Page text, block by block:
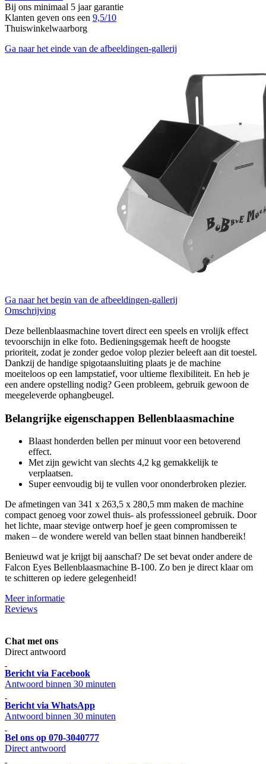
Bij ons minimaal 5 jaar garantie
Klanten geven ons een 9,5/10
Thuiswinkelwaarborg
Ga naar het einde van de afbeeldingen-gallerij
Ga naar het begin van de afbeeldingen-gallerij
Omschrijving
Deze bellenblaasmachine tovert direct een speels en vrolijk effect
tevoorschijn in elke foto. Bedieningsgemak heeft de hoogste
prioriteit, zodat je zonder gedoe volop plezier beleeft aan dit toestel.
Dankzij de handige spigotaansluiting plaats je de machine
moeiteloos op een lampstatief, voor ultieme flexibiliteit. En heb je
een andere opstelling nodig? Geen probleem, gebruik gewoon de
meegeleverde ophangbeugel.
Belangrijke eigenschappen Bellenblaasmachine
Blaast honderden bellen per minuut voor een betoverend
effect.
Met zijn gewicht van slechts 4,2 kg gemakkelijk te
verplaatsen.
Super eenvoudig bij te vullen voor ononderbroken plezier.
De afmetingen van 341 x 263,5 x 280,5 mm maken de machine
compact genoeg voor zowel thuis- als professsioneel gebruik. Door
het lichte, maar stevige ontwerp hoef je geen compromissen te
maken – de wondere wereld van bellen staat binnen handbereik!
Benieuwd wat je krijgt bij aanschaf? De set bevat onder andere de
Falcon Eyes Bellenblaasmachine B-100. Zo ben je direct klaar om
te schitteren op iedere gelegenheid!
Meer informatie
Reviews
Chat met ons
Direct antwoord
Bericht via Facebook
Antwoord binnen 30 minuten
Bericht via WhatsApp
Antwoord binnen 30 minuten
Bel ons op 070-3040777
Direct antwoord